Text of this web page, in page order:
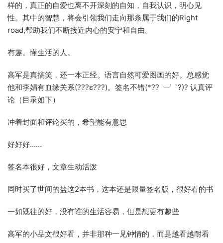
样的，真正的自爱也离不开深刻的自知，自我认识，明心见
性。其中的智慧，将会引领我们走向那条属于我们的Right
road,帮助我们不断接近内心的安宁和自由。
有趣。懂生活的人。
高军是真搞笑，还一本正经。语言自然可爱图画的好。总感觉
他和李娟有血缘关系(???ε???)。签名不错(*??╰╯`?)? 认真评
论（目录如下）
冲着封面和评论买的，希望能有意思
好好好……
签名本很好，文章生动活泼
同时买了世间的盐这2本书，这本还是限量签名版，很好看的书
一如既往的好，没有谁的生活容易，但是想更有趣些
高军的小品文很好看，并非那种一见钟情的，而是越看越耐看